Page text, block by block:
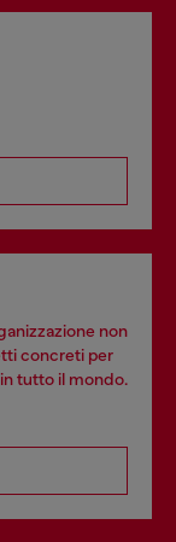
non
concreti per
tutto il mondo.